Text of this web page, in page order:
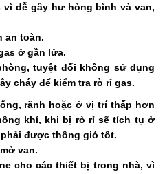
vì dễ gây hư hỏng bình và van,
an toàn.
ở gần lửa.
tuyệt đối không sử dụng
cháy để kiểm tra rò rỉ gas.
rãnh hoặc ở vị trí thấp hơn
khí, khi bị rò rỉ sẽ tích tụ ở
được thông gió tốt.
van.
cho các thiết bị trong nhà, vì